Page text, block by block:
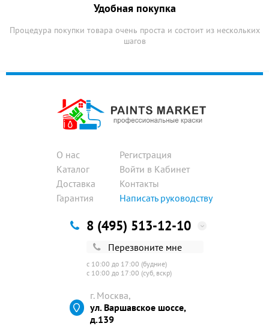
Удобная покупка
Процедура покупки товара очень проста и состоит из нескольких
шагов
О нас
Каталог
Доставка
Гарантия
Регистрация
Войти в Кабинет
Контакты
Написать руководству
8 (495) 513-12-10
Перезвоните мне
с 10:00 до 17:00 (будние)
с 10:00 до 17:00 (суб, вскр)
г. Москва,
ул. Варшавское шоссе,
д.139